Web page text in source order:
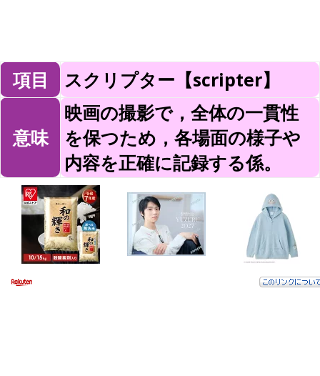
項目 スクリプター【scripter】
意味
映画の撮影で，全体の一貫性
を保つため，各場面の様子や
内容を正確に記録する係。